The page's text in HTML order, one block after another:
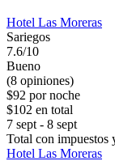
Hotel Las Moreras
Sariegos
7.6/10
Bueno
(8 opiniones)
$92 por noche
$102 en total
7 sept - 8 sept
Total con impuestos
Hotel Las Moreras